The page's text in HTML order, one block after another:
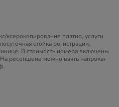
платно, услуги
стойка регистрации,
В стоимость номера включены
ресепшене можно взять напрокат